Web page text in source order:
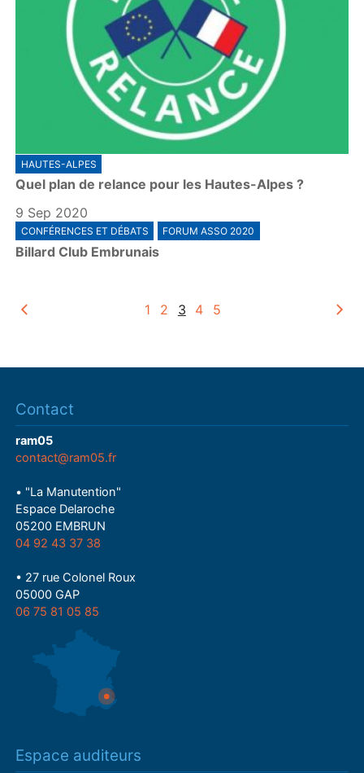
HAUTES-ALPES
Quel plan de relance pour les Hautes-Alpes ?
9 Sep 2020
CONFÉRENCES ET DÉBATS FORUM ASSO 2020
Billard Club Embrunais
1 2 3 4 5
Contact
ram05
contact@ram05.fr
• "La Manutention"
Espace Delaroche
05200 EMBRUN
04 92 43 37 38
• 27 rue Colonel Roux
05000 GAP
06 75 81 05 85
Espace auditeurs